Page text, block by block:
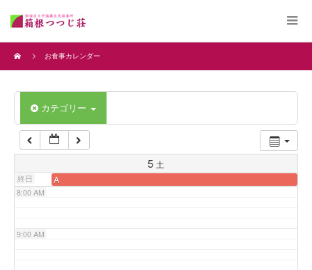
お食事カレンダー
カテゴリー
5 土
終日 A
4:00 AM
6:00 AM
7:00 AM
8:00 AM
9:00 AM